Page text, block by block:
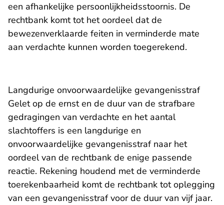
een afhankelijke persoonlijkheidsstoornis. De
rechtbank komt tot het oordeel dat de
bewezenverklaarde feiten in verminderde mate
aan verdachte kunnen worden toegerekend.
Langdurige onvoorwaardelijke gevangenisstraf
Gelet op de ernst en de duur van de strafbare
gedragingen van verdachte en het aantal
slachtoffers is een langdurige en
onvoorwaardelijke gevangenisstraf naar het
oordeel van de rechtbank de enige passende
reactie. Rekening houdend met de verminderde
toerekenbaarheid komt de rechtbank tot oplegging
van een gevangenisstraf voor de duur van vijf jaar.